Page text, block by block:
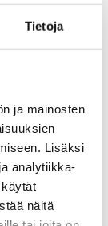
Tietoja
ja mainosten
Lisäksi
analytiikka-
näitä
ry.